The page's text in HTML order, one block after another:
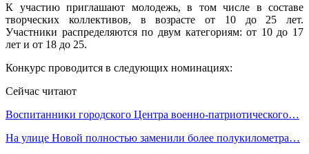
К участию приглашают молодежь, в том числе в составе
творческих коллективов, в возрасте от 10 до 25 лет.
Участники распределяются по двум категориям: от 10 до 17
лет и от 18 до 25.
Конкурс проводится в следующих номинациях:
Сейчас читают
Воспитанники городского Центра военно-патриотического…
На улице Новой полностью заменили более полукилометра…